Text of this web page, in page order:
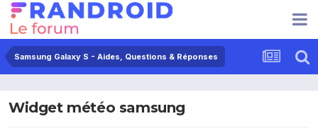
Samsung Galaxy S - Aides, Questions & Réponses
Widget météo samsung